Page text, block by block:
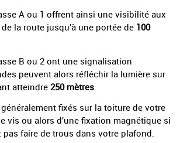
A ou 1 offrent ainsi une visibilité aux
la route jusqu’à une portée de 100
B ou 2 ont une signalisation
peuvent alors réfléchir la lumière sur
atteindre 250 mètres
fixés sur la toiture de votre
vis ou alors d’une fixation magnétique si
faire de trous dans votre plafond.